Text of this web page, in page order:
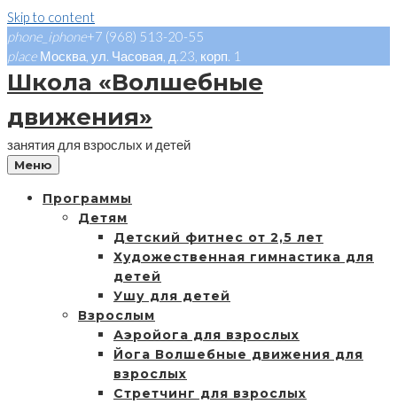
Skip to content
phone_iphone+7 (968) 513-20-55
place Москва, ул. Часовая, д.23, корп. 1
Школа «Волшебные
движения»
занятия для взрослых и детей
Меню
Программы
Детям
Детский фитнес от 2,5 лет
Художественная гимнастика для
детей
Ушу для детей
Взрослым
Аэройога для взрослых
Йога Волшебные движения для
взрослых
Стретчинг для взрослых